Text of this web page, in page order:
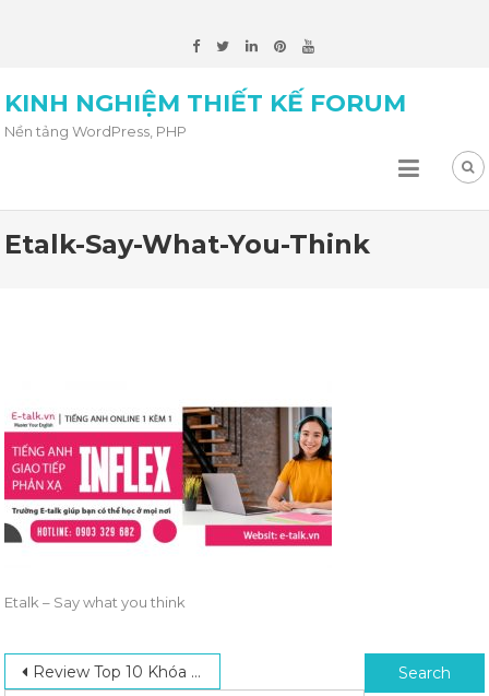
KINH NGHIỆM THIẾT KẾ FORUM
Nền tảng WordPress, PHP
Etalk-Say-What-You-Think
Etalk – Say what you think
Post navigation
Review Top 10 Khóa Học Tiếng Anh Online Uy Tín Hàng Đầu Search for: